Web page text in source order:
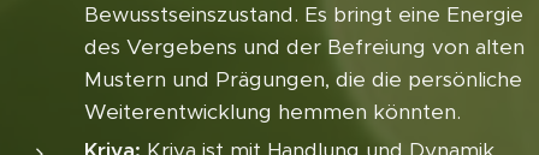
Bewusstseinszustand. Es bringt eine Energie
des Vergebens und der Befreiung von alten
Mustern und Prägungen, die die persönliche
Weiterentwicklung hemmen könnten.